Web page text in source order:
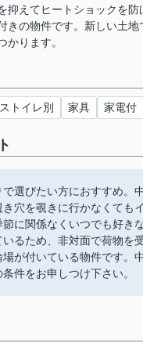
抑えてヒートショックを
きの物件です。新しい土
かります。
トイレ別 家具 家電付
で選びたい方におすすめ。
き穴を覗きに行かなくても
節に関係なくいつでも好き
いるため、非対面で荷物を
場が付いている物件です。
件をお申しつけ下さい。